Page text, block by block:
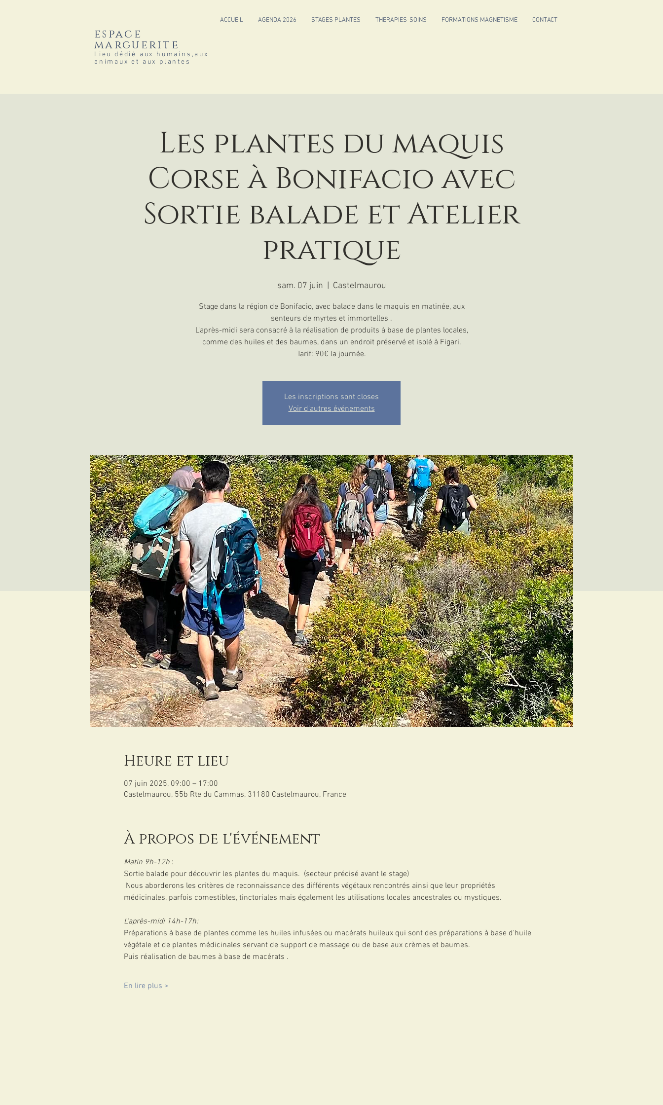
ACCUEIL AGENDA 2026 STAGES PLANTES THERAPIES-SOINS FORMATIONS MAGNETISME CONTACT
espace
marguerite
Lieu dédié aux humains,aux
animaux et aux plantes
Les plantes du maquis
Corse à Bonifacio avec
Sortie balade et Atelier
pratique
sam. 07 juin Castelmaurou
Stage dans la région de Bonifacio, avec balade dans le maquis en matinée, aux
senteurs de myrtes et immortelles .
L'après-midi sera consacré à la réalisation de produits à base de plantes locales,
comme des huiles et des baumes, dans un endroit préservé et isolé à Figari.
Tarif: 90€ la journée.
Les inscriptions sont closes
Voir d'autres événements
Heure et lieu
07 juin 2025, 09:00 – 17:00
Castelmaurou, 55b Rte du Cammas, 31180 Castelmaurou, France
À propos de l'événement
Matin 9h-12h :
Sortie balade pour découvrir les plantes du maquis.  (secteur précisé avant le stage)
Nous aborderons les critères de reconnaissance des différents végétaux rencontrés ainsi que leur propriétés
médicinales, parfois comestibles, tinctoriales mais également les utilisations locales ancestrales ou mystiques.
L'après-midi 14h-17h:
Préparations à base de plantes comme les huiles infusées ou macérats huileux qui sont des préparations à base d'huile
végétale et de plantes médicinales servant de support de massage ou de base aux crèmes et baumes.
Puis réalisation de baumes à base de macérats .
En lire plus >